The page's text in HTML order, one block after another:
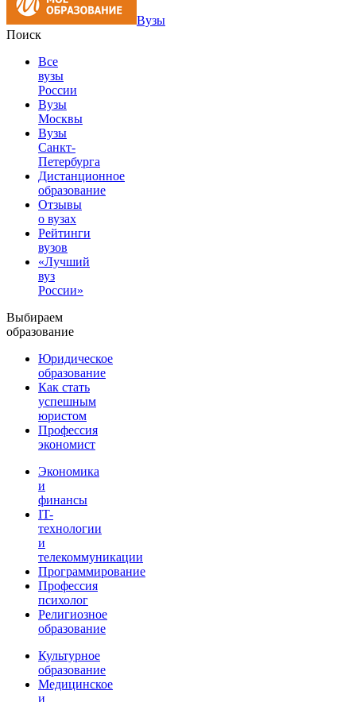
Вузы
Поиск
Все
вузы
России
Вузы
Москвы
Вузы
Санкт-
Петербурга
Дистанционное
образование
Отзывы
о вузах
Рейтинги
вузов
«Лучший
вуз
России»
Выбираем
образование
Юридическое
образование
Как стать
успешным
юристом
Профессия
экономист
Экономика
и
финансы
IT-
технологии
и
телекоммуникации
Программирование
Профессия
психолог
Религиозное
образование
Культурное
образование
Медицинское
и